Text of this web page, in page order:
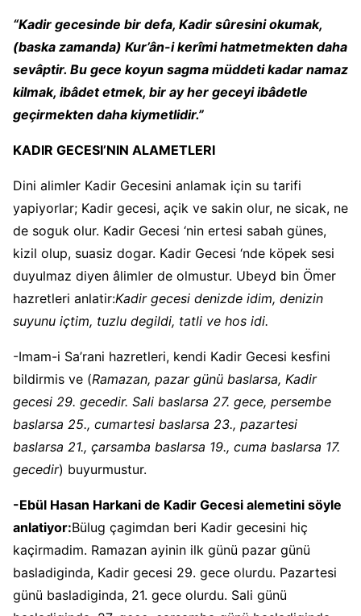
“Kadir gecesinde bir defa, Kadir sûresini okumak,
(baska zamanda) Kur’ân-i kerîmi hatmetmekten daha
sevâptir. Bu gece koyun sagma müddeti kadar namaz
kilmak, ibâdet etmek, bir ay her geceyi ibâdetle
geçirmekten daha kiymetlidir.”
KADIR GECESI’NIN ALAMETLERI
Dini alimler Kadir Gecesini anlamak için su tarifi
yapiyorlar; Kadir gecesi, açik ve sakin olur, ne sicak, ne
de soguk olur. Kadir Gecesi ‘nin ertesi sabah günes,
kizil olup, suasiz dogar. Kadir Gecesi ‘nde köpek sesi
duyulmaz diyen âlimler de olmustur. Ubeyd bin Ömer
hazretleri anlatir:Kadir gecesi denizde idim, denizin
suyunu içtim, tuzlu degildi, tatli ve hos idi.
-Imam-i Sa’rani hazretleri, kendi Kadir Gecesi kesfini
bildirmis ve (Ramazan, pazar günü baslarsa, Kadir
gecesi 29. gecedir. Sali baslarsa 27. gece, persembe
baslarsa 25., cumartesi baslarsa 23., pazartesi
baslarsa 21., çarsamba baslarsa 19., cuma baslarsa 17.
gecedir) buyurmustur.
-Ebül Hasan Harkani de Kadir Gecesi alemetini söyle
anlatiyor:Bülug çagimdan beri Kadir gecesini hiç
kaçirmadim. Ramazan ayinin ilk günü pazar günü
basladiginda, Kadir gecesi 29. gece olurdu. Pazartesi
günü basladiginda, 21. gece olurdu. Sali günü